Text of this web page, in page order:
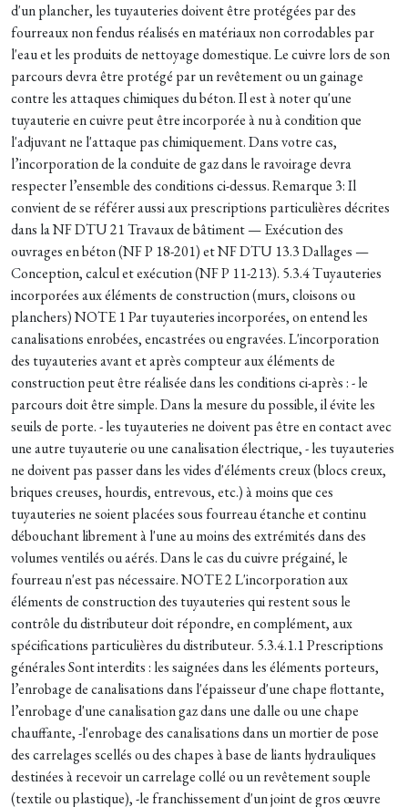
d'un plancher, les tuyauteries doivent être protégées par des
fourreaux non fendus réalisés en matériaux non corrodables par
l'eau et les produits de nettoyage domestique. Le cuivre lors de son
parcours devra être protégé par un revêtement ou un gainage
contre les attaques chimiques du béton. Il est à noter qu'une
tuyauterie en cuivre peut être incorporée à nu à condition que
l'adjuvant ne l'attaque pas chimiquement. Dans votre cas,
l’incorporation de la conduite de gaz dans le ravoirage devra
respecter l’ensemble des conditions ci-dessus. Remarque 3: Il
convient de se référer aussi aux prescriptions particulières décrites
dans la NF DTU 21 Travaux de bâtiment — Exécution des
ouvrages en béton (NF P 18-201) et NF DTU 13.3 Dallages —
Conception, calcul et exécution (NF P 11-213). 5.3.4 Tuyauteries
incorporées aux éléments de construction (murs, cloisons ou
planchers) NOTE 1 Par tuyauteries incorporées, on entend les
canalisations enrobées, encastrées ou engravées. L'incorporation
des tuyauteries avant et après compteur aux éléments de
construction peut être réalisée dans les conditions ci-après : - le
parcours doit être simple. Dans la mesure du possible, il évite les
seuils de porte. - les tuyauteries ne doivent pas être en contact avec
une autre tuyauterie ou une canalisation électrique, - les tuyauteries
ne doivent pas passer dans les vides d'éléments creux (blocs creux,
briques creuses, hourdis, entrevous, etc.) à moins que ces
tuyauteries ne soient placées sous fourreau étanche et continu
débouchant librement à l'une au moins des extrémités dans des
volumes ventilés ou aérés. Dans le cas du cuivre prégainé, le
fourreau n'est pas nécessaire. NOTE 2 L'incorporation aux
éléments de construction des tuyauteries qui restent sous le
contrôle du distributeur doit répondre, en complément, aux
spécifications particulières du distributeur. 5.3.4.1.1 Prescriptions
générales Sont interdits : les saignées dans les éléments porteurs,
l’enrobage de canalisations dans l'épaisseur d'une chape flottante,
l’enrobage d'une canalisation gaz dans une dalle ou une chape
chauffante, -l'enrobage des canalisations dans un mortier de pose
des carrelages scellés ou des chapes à base de liants hydrauliques
destinées à recevoir un carrelage collé ou un revêtement souple
(textile ou plastique), -le franchissement d'un joint de gros œuvre